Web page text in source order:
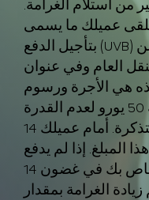
من استلام الغرامة.
عميلك ما يسمى
بتأجيل الدفع (UVB) في كل من
العام وفي عنوان
هي الأجرة ورسوم
إضافية بقيمة 50 يورو لعدم القدرة
على إظهار التذكرة. أمام عميلك 14
المبلغ. إذا لم يدفع
العميل الخاص بك في غضون 14
الغرامة بمقدار